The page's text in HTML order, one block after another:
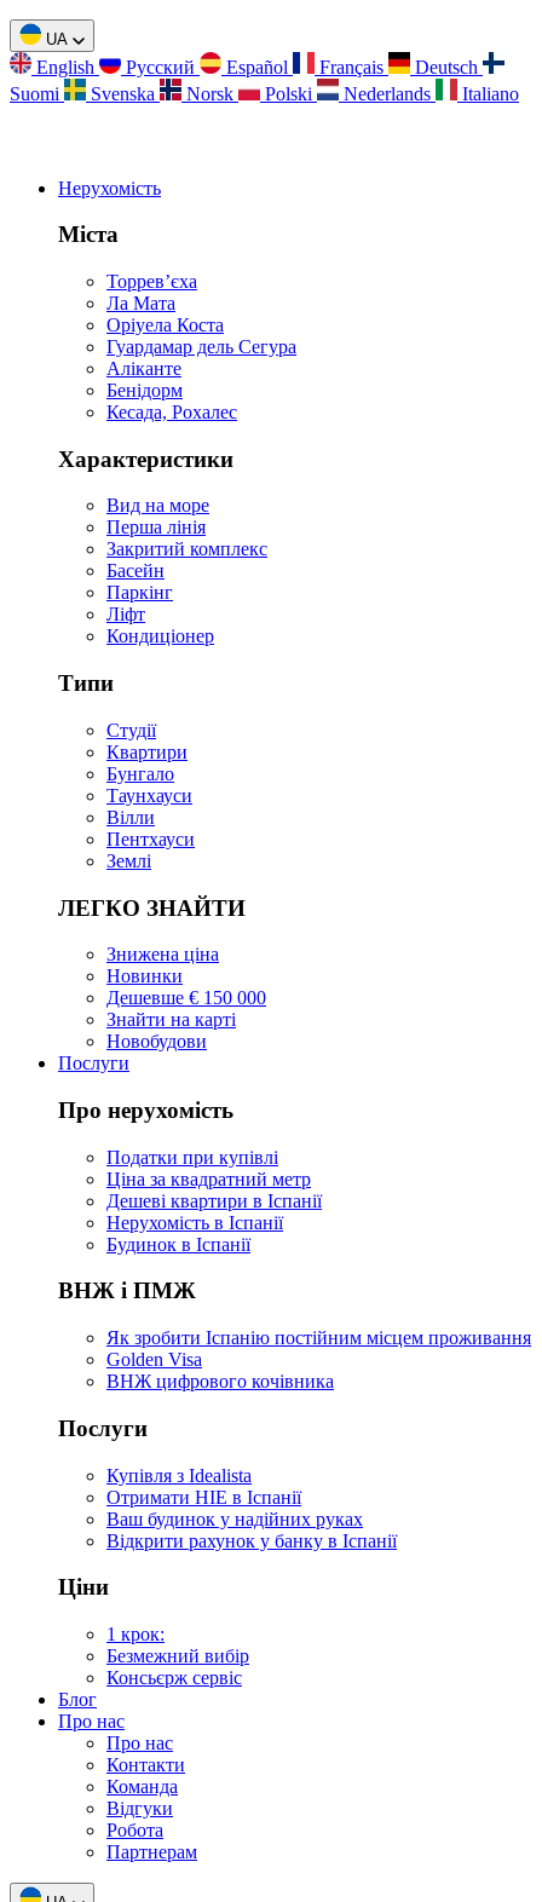
UA
English Русский Español Français
Deutsch
Suomi
Svenska Norsk Polski Nederlands Italiano
Нерухомість
Міста
Торревʼєха
Ла Мата
Оріуела Коста
Гуардамар дель Сегура
Аліканте
Бенідорм
Кесада, Рохалес
Характеристики
Вид на море
Перша лінія
Закритий комплекс
Басейн
Паркінг
Ліфт
Кондиціонер
Типи
Студії
Квартири
Бунгало
Таунхауси
Вілли
Пентхауси
Землі
ЛЕГКО ЗНАЙТИ
Знижена ціна
Новинки
Дешевше € 150 000
Знайти на карті
Новобудови
Послуги
Про нерухомість
Податки при купівлі
Ціна за квадратний метр
Дешеві квартири в Іспанії
Нерухомість в Іспанії
Будинок в Іспанії
ВНЖ і ПМЖ
Як зробити Іспанію постійним місцем проживання
Golden Visa
ВНЖ цифрового кочівника
Послуги
Купівля з Idealista
Отримати НІЕ в Іспанії
Ваш будинок у надійних руках
Відкрити рахунок у банку в Іспанії
Ціни
1 крок:
Безмежний вибір
Консьєрж сервіс
Блог
Про нас
Про нас
Контакти
Команда
Відгуки
Робота
Партнерам